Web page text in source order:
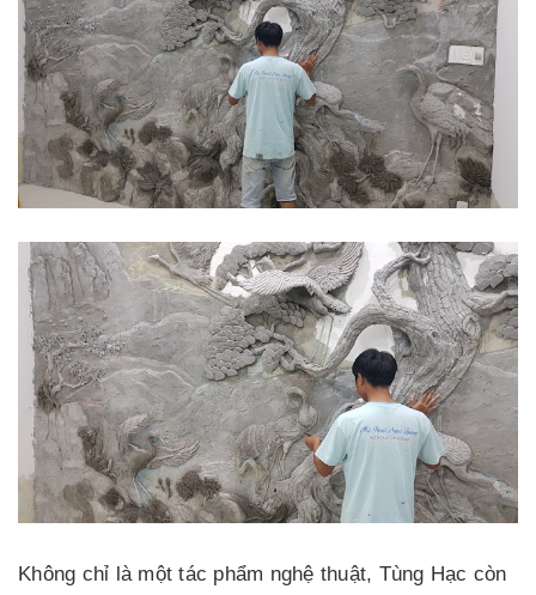
Không chỉ là một tác phẩm nghệ thuật, Tùng Hạc còn